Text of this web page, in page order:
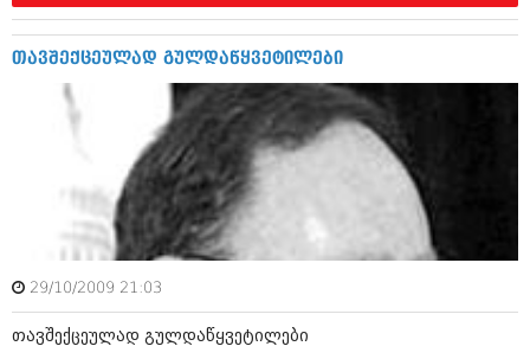
სექტემბერი 2010 (449)
აგვისტო 2010 (461)
ივლისი 2010 (556)
ივნისი 2010 (685)
მაისი 2010 (232)
აპრილი 2010 (229)
მარტი 2010 (454)
თებერვალი 2010 (421)
იანვარი 2010 (422)
დეკემბერი 2009 (510)
ოქტომბერი 2009 (382)
აგვისტო 2009 (14)
თავშექცეულად გულდაწყვეტილები
29/10/2009 21:03
თავშექცეულად გულდაწყვეტილები